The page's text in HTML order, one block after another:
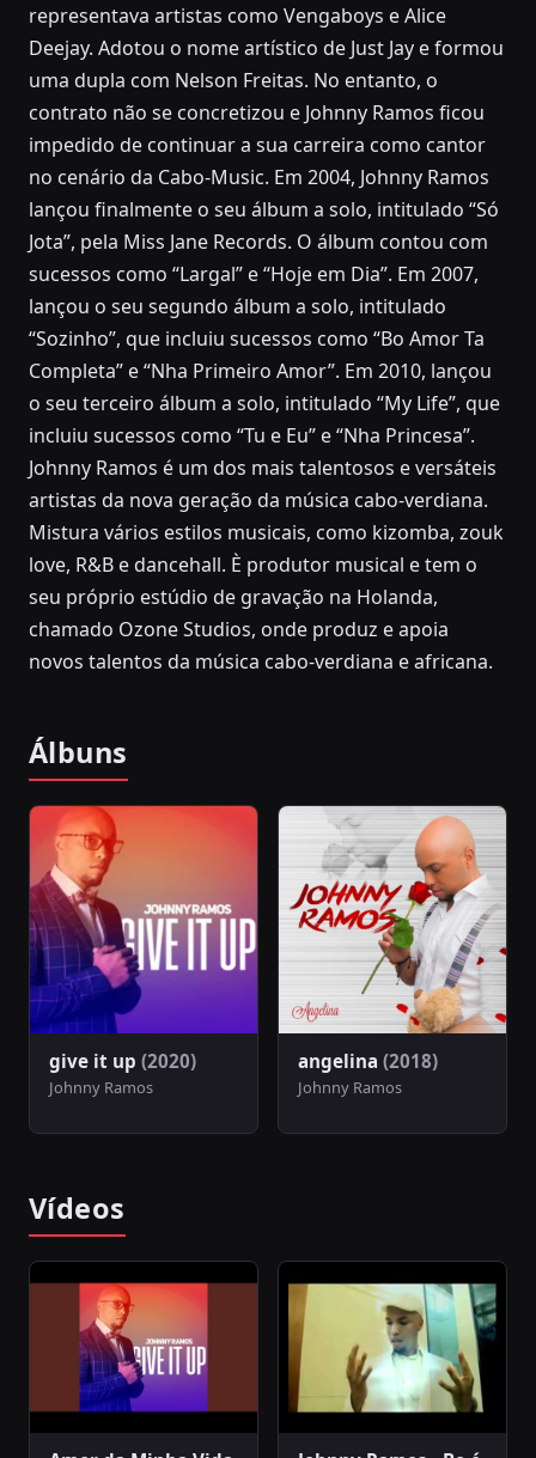
representava artistas como Vengaboys e Alice
Deejay. Adotou o nome artístico de Just Jay e formou
uma dupla com Nelson Freitas. No entanto, o
contrato não se concretizou e Johnny Ramos ficou
impedido de continuar a sua carreira como cantor
no cenário da Cabo-Music. Em 2004, Johnny Ramos
lançou finalmente o seu álbum a solo, intitulado “Só
Jota”, pela Miss Jane Records. O álbum contou com
sucessos como “Largal” e “Hoje em Dia”. Em 2007,
lançou o seu segundo álbum a solo, intitulado
“Sozinho”, que incluiu sucessos como “Bo Amor Ta
Completa” e “Nha Primeiro Amor”. Em 2010, lançou
o seu terceiro álbum a solo, intitulado “My Life”, que
incluiu sucessos como “Tu e Eu” e “Nha Princesa”.
Johnny Ramos é um dos mais talentosos e versáteis
artistas da nova geração da música cabo-verdiana.
Mistura vários estilos musicais, como kizomba, zouk
love, R&B e dancehall. È produtor musical e tem o
seu próprio estúdio de gravação na Holanda,
chamado Ozone Studios, onde produz e apoia
novos talentos da música cabo-verdiana e africana.
Álbuns
give it up (2020)
Johnny Ramos
angelina (2018)
Johnny Ramos
Vídeos